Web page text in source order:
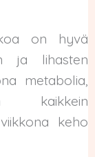
on hyvä
ja lihasten
metabolia,
kaikkein
keho